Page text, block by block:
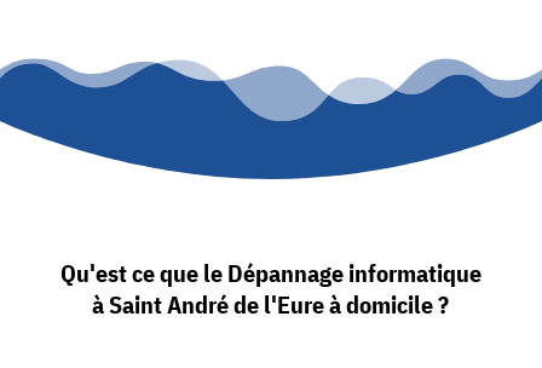
Qu'est ce que le Dépannage informatique
à Saint André de l'Eure à domicile ?